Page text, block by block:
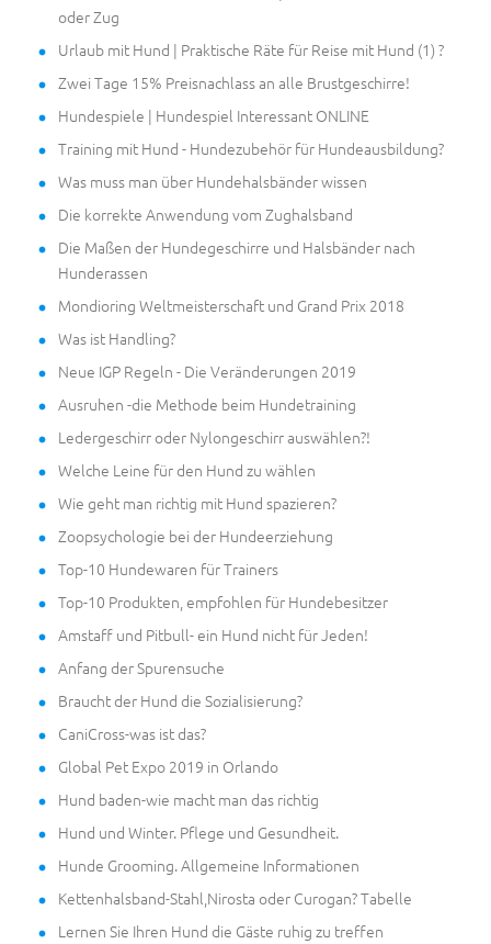
oder Zug
Urlaub mit Hund | Praktische Räte für Reise mit Hund (1) ?
Zwei Tage 15% Preisnachlass an alle Brustgeschirre!
Hundespiele | Hundespiel Interessant ONLINE
Training mit Hund - Hundezubehör für Hundeausbildung?
Was muss man über Hundehalsbänder wissen
Die korrekte Anwendung vom Zughalsband
Die Maßen der Hundegeschirre und Halsbänder nach
Hunderassen
Mondioring Weltmeisterschaft und Grand Prix 2018
Was ist Handling?
Neue IGP Regeln - Die Veränderungen 2019
Ausruhen -die Methode beim Hundetraining
Ledergeschirr oder Nylongeschirr auswählen?!
Welche Leine für den Hund zu wählen
Wie geht man richtig mit Hund spazieren?
Zoopsychologie bei der Hundeerziehung
Top-10 Hundewaren für Trainers
Top-10 Produkten, empfohlen für Hundebesitzer
Amstaff und Pitbull- ein Hund nicht für Jeden!
Anfang der Spurensuche
Braucht der Hund die Sozialisierung?
CaniCross-was ist das?
Global Pet Expo 2019 in Orlando
Hund baden-wie macht man das richtig
Hund und Winter. Pflege und Gesundheit.
Hunde Grooming. Allgemeine Informationen
Kettenhalsband-Stahl,Nirosta oder Curogan? Tabelle
Lernen Sie Ihren Hund die Gäste ruhig zu treffen